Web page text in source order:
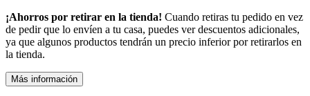
¡Ahorros por retirar en la tienda! Cuando retiras tu pedido en vez
de pedir que lo envíen a tu casa, puedes ver descuentos adicionales,
ya que algunos productos tendrán un precio inferior por retirarlos en
la tienda.
Más información